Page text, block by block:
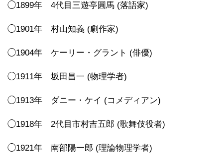
◯1899年 4代目三遊亭圓馬 (落語家)
◯1901年 村山知義 (劇作家)
◯1904年 ケーリー・グラント (俳優)
◯1911年 坂田昌一 (物理学者)
◯1913年 ダニー・ケイ (コメディアン)
◯1918年 2代目市村吉五郎 (歌舞伎役者)
◯1921年 南部陽一郎 (理論物理学者)